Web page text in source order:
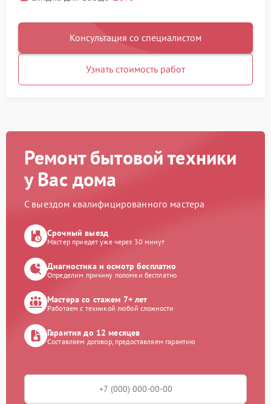
Консультация со специалистом
Узнать стоимость работ
Ремонт бытовой техники
у Вас дома
С выездом квалифицированного мастера
Срочный выезд
Мастер приедет уже через 30 минут
Диагностика и осмотр бесплатно
Определим причину поломки бесплатно
Мастера со стажем 7+ лет
Работаем с техникой любой сложности
Гарантия до 12 месяцев
Составляем договор, предоставляем гарантию